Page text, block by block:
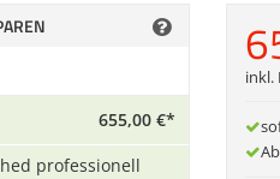
655,00 €*
professionell
inkl.